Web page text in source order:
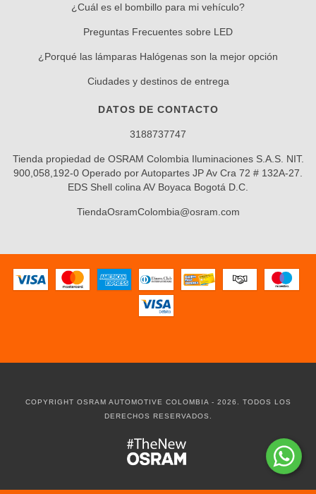
¿Cuál es el bombillo para mi vehículo?
Preguntas Frecuentes sobre LED
¿Porqué las lámparas Halógenas son la mejor opción
Ciudades y destinos de entrega
DATOS DE CONTACTO
3188737747
Tienda propiedad de OSRAM Colombia Iluminaciones S.A.S. NIT.
900,058,192-0 Operado por Autopartes JP Av Cra 72 # 132A-27.
EDS Shell colina AV Boyaca Bogotá D.C.
TiendaOsramColombia@osram.com
COPYRIGHT OSRAM AUTOMOTIVE COLOMBIA - 2026. TODOS LOS
DERECHOS RESERVADOS.